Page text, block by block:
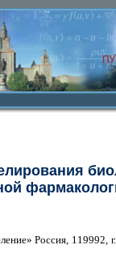
Россия, 119992,